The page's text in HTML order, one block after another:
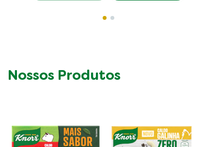
Nossos Produtos